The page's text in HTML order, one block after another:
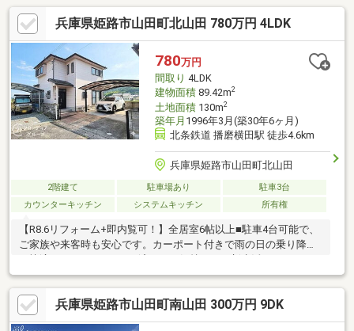
兵庫県姫路市山田町北山田 780万円 4LDK
780万円
間取り 4LDK
建物面積89.42m2
土地面積130m2
築年月 1996年3月(築30年6ヶ月)
北条鉄道 播磨横田駅 徒歩4.6km
兵庫県姫路市山田町北山田
2階建て 駐車場あり
駐車3台
カウンターキッチン
システムキッチン 所有権
【R8.6リフォーム+即内覧可！】全居室6帖以上■駐車4台可能で、
ご家族や来客時も安心です。カーポート付きで雨の日の乗り降り
できます。
兵庫県姫路市山田町南山田 300万円 9DK